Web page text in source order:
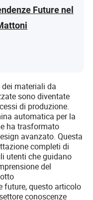
Future nel
materiali da
sono diventate
di produzione.
automatica per la
ha trasformato
avanzato. Questa
completi di
utenti che guidano
del
future, questo articolo
conoscenze